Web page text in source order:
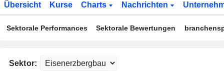
Übersicht Kurse Charts Nachrichten
Sektorale Performances Sektorale Bewertungen
Sektor: